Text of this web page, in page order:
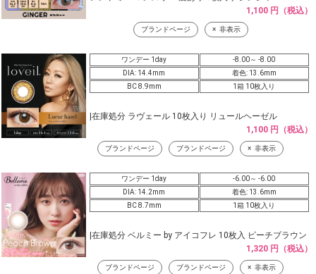
1,100 円（税込）
ブランドページ 非表示
ワンデー 1day
-8.00～ -8.00
DIA: 14.4mm
着色: 13.6mm
BC 8.9mm
1箱 10枚入り
|在庫処分 ラヴェール 10枚入り リュールヘーゼル
1,100 円（税込）
ブランドページ ブランドページ 非表示
ワンデー 1day
-6.00～ -6.00
DIA: 14.2mm
着色: 13.6mm
BC 8.7mm
1箱 10枚入り
|在庫処分 ベルミー by アイコフレ 10枚入 ピーチブラウン
1,320 円（税込）
ブランドページ ブランドページ 非表示